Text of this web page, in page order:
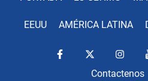
EEUU AMÉRICA LATINA
Contactenos